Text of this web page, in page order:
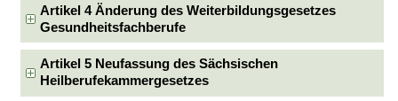
Artikel 4 Änderung des Weiterbildungsgesetzes
Gesundheitsfachberufe
Artikel 5 Neufassung des Sächsischen
Heilberufekammergesetzes